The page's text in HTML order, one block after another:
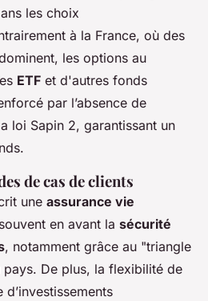
les choix
à la France, où des
les options au
ETF et d'autres fonds
par l’absence de
loi Sapin 2, garantissant un
de cas de clients
une assurance vie
en avant la sécurité
, notamment grâce au "triangle
De plus, la flexibilité de